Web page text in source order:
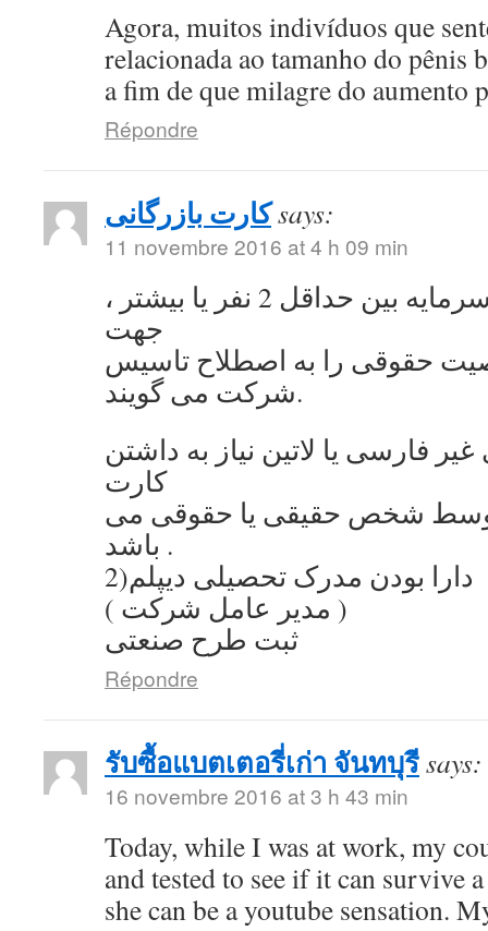
Agora, muitos indivíduos que
relacionada ao tamanho do pênis
a fim de que milagre do aumento
Répondre
کارت بازرگانیsays:
11 novembre 2016 at 4 h 09 min
به اشتراک گذاشتن سرمایه بین حداقل 2 نفر یا بیشتر ،
جهت
حقوقی را به اصطلاح تاسیس
شرکت می گویند.
فارسی یا لاتین نیاز به داشتن
کارت
توسط شخص حقیقی یا حقوقی می
باشد .
2)دارا بودن مدرک تحصیلی دیپلم
( مدیر عامل شرکت )
ثبت طرح صنعتی
Répondre
รับซื้อแบตเตอรี่เก่า จันทบุรีsays:
16 novembre 2016 at 3 h 43 min
Today, while I was at work, my
and tested to see if it can survive
she can be a youtube sensation.